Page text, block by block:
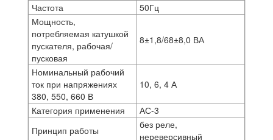
Частота
50Гц
Мощность,
потребляемая катушкой
пускателя, рабочая/
пусковая
8±1,8/68±8,0 ВА
Номинальный рабочий
ток при напряжениях
380, 550, 660 В
10, 6, 4 А
Категория применения
АС-3
Принцип работы
без реле,
нереверсивный